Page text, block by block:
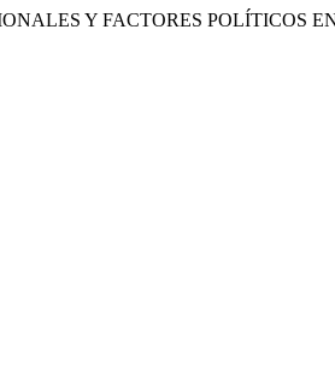
Y FACTORES POLÍTICOS